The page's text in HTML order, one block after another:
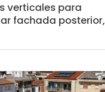
verticales para
fachada posterior,